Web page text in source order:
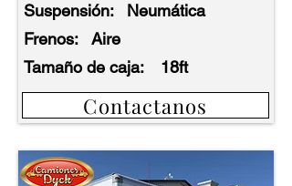
Suspensión:
Neumática
Frenos:
Aire
Tamaño de caja:
18ft
Contactanos